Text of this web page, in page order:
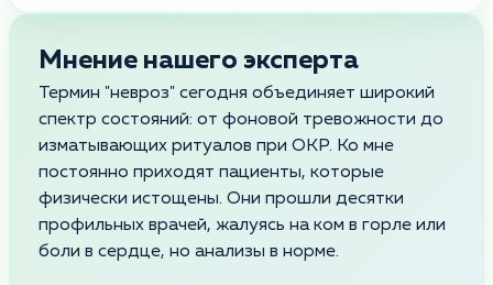
Мнение нашего эксперта
Термин "невроз" сегодня объединяет широкий
спектр состояний: от фоновой тревожности до
изматывающих ритуалов при ОКР. Ко мне
постоянно приходят пациенты, которые
физически истощены. Они прошли десятки
профильных врачей, жалуясь на ком в горле или
боли в сердце, но анализы в норме.